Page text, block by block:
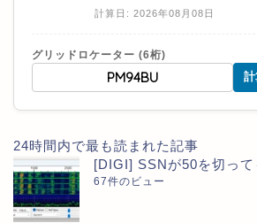
計算日: 2026年08月08日
グリッドロケーター (6桁)
24時間内で最も読まれた記事
[DIGI] SSNが50を切って
67件のビュー